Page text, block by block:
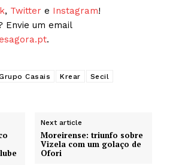
, Twitter e Instagram!
Envie um email
.
Casais Krear
Secil
Next article
Moreirense: triunfo sobre
Vizela com um golaço de
Ofori